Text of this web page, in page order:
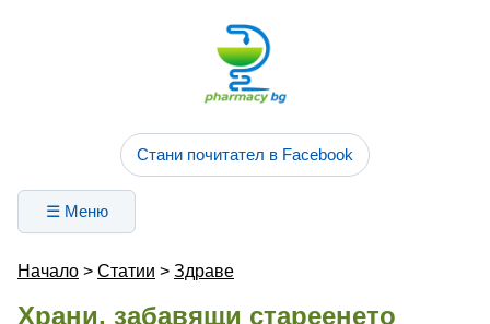
Стани почитател в Facebook
☰ Меню
Начало > Статии > Здраве
Храни, забавящи стареенето